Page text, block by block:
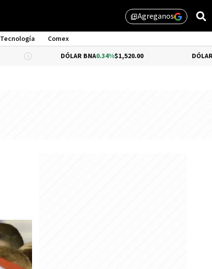
library_addAgreganos
Tecnología
Comex
DÓLAR BNA 0.34%$1,520.00 -